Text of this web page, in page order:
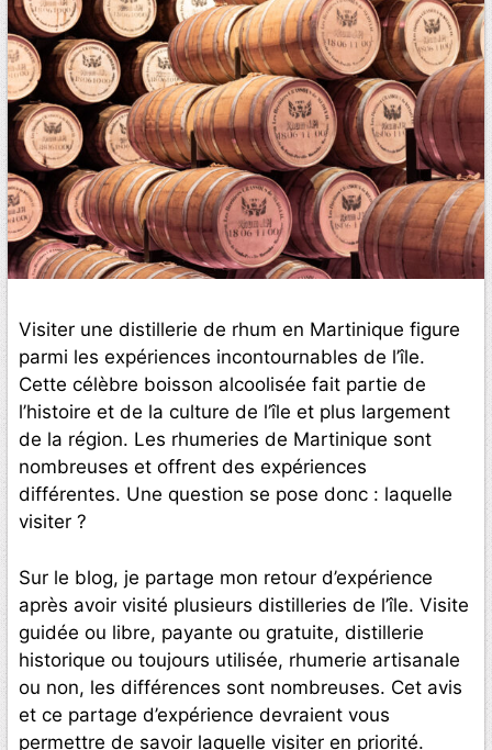
Visiter une distillerie de rhum en Martinique figure
parmi les expériences incontournables de l’île.
Cette célèbre boisson alcoolisée fait partie de
l’histoire et de la culture de l’île et plus largement
de la région. Les rhumeries de Martinique sont
nombreuses et offrent des expériences
différentes. Une question se pose donc : laquelle
visiter ?
Sur le blog, je partage mon retour d’expérience
après avoir visité plusieurs distilleries de l’île. Visite
guidée ou libre, payante ou gratuite, distillerie
historique ou toujours utilisée, rhumerie artisanale
ou non, les différences sont nombreuses. Cet avis
et ce partage d’expérience devraient vous
permettre de savoir laquelle visiter en priorité.